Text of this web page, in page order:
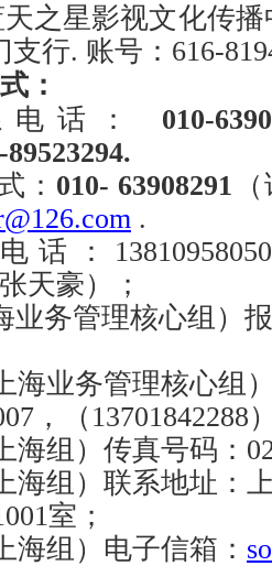
之星影视文化传播
支行. 账号： 616-
：
话：
010-
89523294.
： 010- 63908291
@126.com .
话： 13810958050
张天豪）；
务管理核心组）
业务管理核心组
，（ 13701842288
组） 传真号码：
组） 联系地址：
室；
组） 电子信箱：